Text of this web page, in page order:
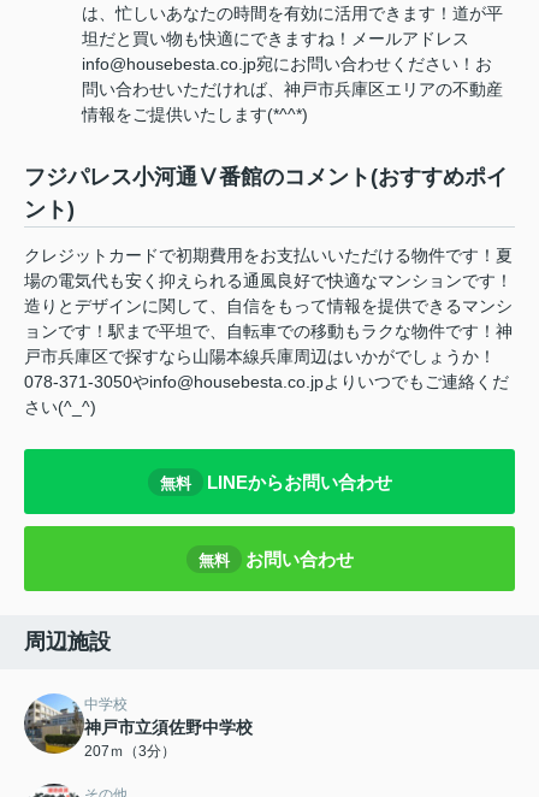
は、忙しいあなたの時間を有効に活用できます！道が平
坦だと買い物も快適にできますね！メールアドレス
info@housebesta.co.jp宛にお問い合わせください！お
問い合わせいただければ、神戸市兵庫区エリアの不動産
情報をご提供いたします(*^^*)
フジパレス小河通Ⅴ番館のコメント(おすすめポイ
ント)
クレジットカードで初期費用をお支払いいただける物件です！夏
場の電気代も安く抑えられる通風良好で快適なマンションです！
造りとデザインに関して、自信をもって情報を提供できるマンシ
ョンです！駅まで平坦で、自転車での移動もラクな物件です！神
戸市兵庫区で探すなら山陽本線兵庫周辺はいかがでしょうか！
078-371-3050やinfo@housebesta.co.jpよりいつでもご連絡くだ
さい(^_^)
無料 LINEからお問い合わせ
無料 お問い合わせ
周辺施設
中学校
神戸市立須佐野中学校
207ｍ（3分）